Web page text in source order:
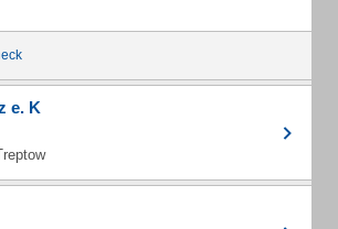
e. K